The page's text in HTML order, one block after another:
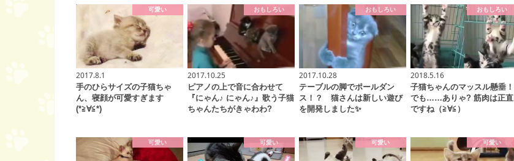
可愛い
2017.8.1
手のひらサイズの子猫ちゃ
ん、寝顔が可愛すぎます
(*≧∀≦*)
おもしろい
2017.10.25
ピアノの上で音に合わせて
『にゃん♪ にゃん♪』歌う子猫
ちゃんたちがきゃわわ?
おもしろい
2017.10.28
テーブルの脚でポールダン
ス！？ 猫さんは新しい遊び
を開発しました✨
おもしろい
2018.5.16
子猫ちゃんのマッスル懸垂！
でも……ありゃ? 筋肉は正直
ですね（≧∀≦）
可愛い 可愛い 可愛い 可愛い